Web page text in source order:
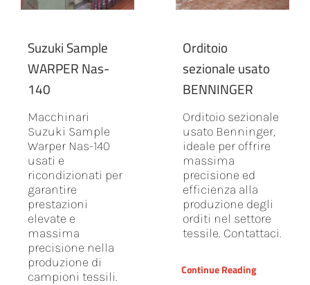
Suzuki Sample
WARPER Nas-
140
Macchinari
Suzuki Sample
Warper Nas-140
usati e
ricondizionati per
garantire
prestazioni
elevate e
massima
precisione nella
produzione di
campioni tessili.
Orditoio
sezionale usato
BENNINGER
Orditoio sezionale
usato Benninger,
ideale per offrire
massima
precisione ed
efficienza alla
produzione degli
orditi nel settore
tessile. Contattaci.
Continue Reading